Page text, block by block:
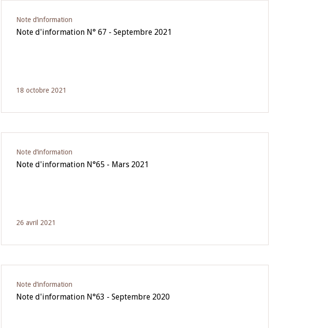
Note d’information
Note d'information N° 67 - Septembre 2021
18 octobre 2021
Note d’information
Note d'information N°65 - Mars 2021
26 avril 2021
Note d’information
Note d'information N°63 - Septembre 2020